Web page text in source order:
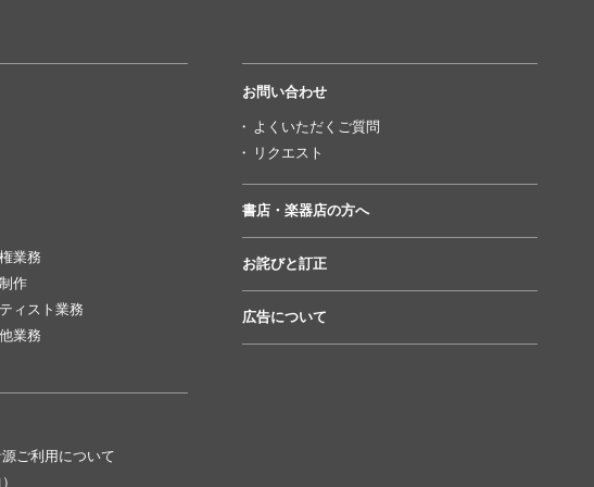
業務
作
ィスト業務
業務
ご利用について
お問い合わせ
よくいただくご質問
リクエスト
書店・楽器店の方へ
お詫びと訂正
広告について